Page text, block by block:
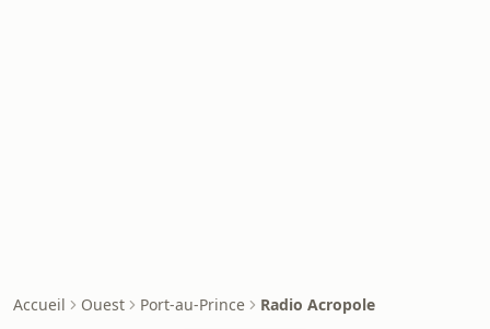
Accueil Ouest Port-au-Prince Radio Acropole